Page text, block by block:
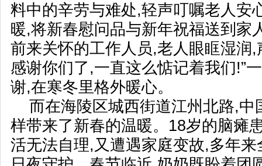
料中的辛劳与难处,轻声叮嘱老人安
暖,将新春慰问品与新年祝福送到家
前来关怀的工作人员,老人眼眶湿润,
感谢你们了,一直这么惦记着我们!”
谢,在寒冬里格外暖心。
而在海陵区城西街道江州北路,中
样带来了新春的温暖。18岁的脑瘫
活无法自理,又遭遇家庭变故,多年